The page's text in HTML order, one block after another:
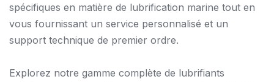
spécifiques en matière de lubrification marine tout en
vous fournissant un service personnalisé et un
support technique de premier ordre.
Explorez notre gamme complète de lubrifiants